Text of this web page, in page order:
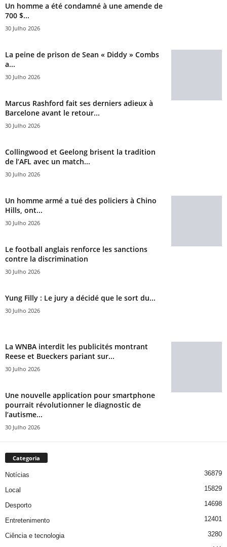
Un homme a été condamné à une amende de
700 $...
30 Julho 2026
La peine de prison de Sean « Diddy » Combs
a...
30 Julho 2026
Marcus Rashford fait ses derniers adieux à
Barcelone avant le retour...
30 Julho 2026
Collingwood et Geelong brisent la tradition
de l’AFL avec un match...
30 Julho 2026
Un homme armé a tué des policiers à Chino
Hills, ont...
30 Julho 2026
Le football anglais renforce les sanctions
contre la discrimination
30 Julho 2026
Yung Filly : Le jury a décidé que le sort du...
30 Julho 2026
La WNBA interdit les publicités montrant
Reese et Bueckers pariant sur...
30 Julho 2026
Une nouvelle application pour smartphone
pourrait révolutionner le diagnostic de
l’autisme...
30 Julho 2026
Categoria
Notícias 36879
Local 15829
Desporto 14698
Entretenimento 12401
Ciência e tecnologia 3280